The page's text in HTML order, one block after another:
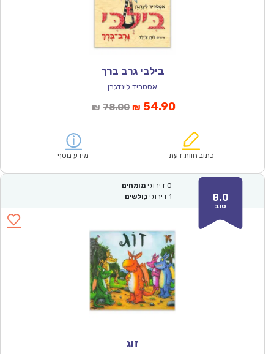
בילבי גרב ברך
אסטריד לינדגרן
₪ 78.00המחיר
₪78.00.
₪ 54.90המחיר
הוא:
כתוב חוות דעת מידע נוסף
8.0
טוב
0 דירוגי מומחים
1 דירוגי גולשים
זוג